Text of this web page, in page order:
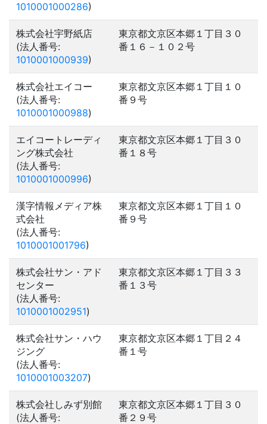
1010001000286)
株式会社宇野紙店
(法人番号:
1010001000939)
東京都文京区本郷１丁目３０
番１６－１０２号
株式会社エイコー
(法人番号:
1010001000988)
東京都文京区本郷１丁目１０
番９号
エイコートレーディ
ング株式会社
(法人番号:
1010001000996)
東京都文京区本郷１丁目３０
番１８号
漢字情報メディア株
式会社
(法人番号:
1010001001796)
東京都文京区本郷１丁目１０
番９号
株式会社サン・アド
センター
(法人番号:
1010001002951)
東京都文京区本郷１丁目３３
番１３号
株式会社サン・ハウ
ジング
(法人番号:
1010001003207)
東京都文京区本郷１丁目２４
番１号
株式会社しみず別館
(法人番号:
東京都文京区本郷１丁目３０
番２９号